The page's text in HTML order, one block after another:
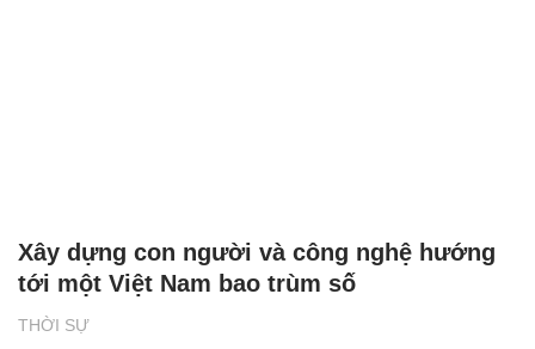
THỜI SỰ
Xây dựng con người và công nghệ hướng
tới một Việt Nam bao trùm số